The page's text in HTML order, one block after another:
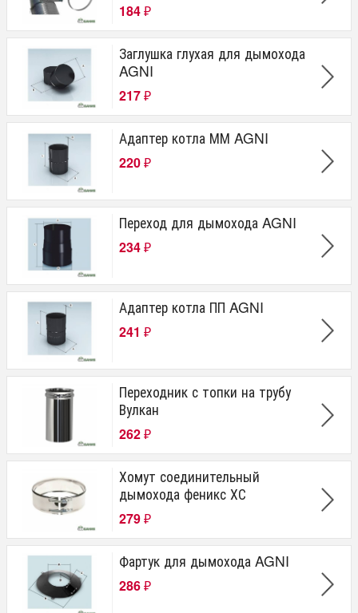
184 ₽
Заглушка глухая для дымохода
AGNI
217 ₽
Адаптер котла ММ AGNI
220 ₽
Переход для дымохода AGNI
234 ₽
Адаптер котла ПП AGNI
241 ₽
Переходник с топки на трубу
Вулкан
262 ₽
Хомут соединительный
дымохода феникс ХС
279 ₽
Фартук для дымохода AGNI
286 ₽